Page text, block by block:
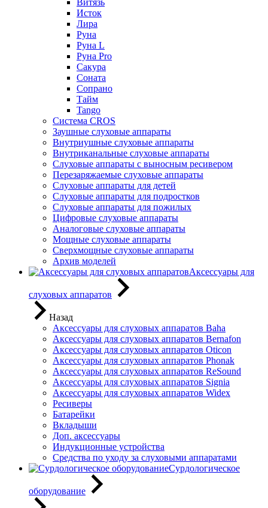
Витязь
Исток
Лира
Руна
Руна L
Руна Pro
Сакура
Соната
Сопрано
Тайм
Tango
Система CROS
Заушные слуховые аппараты
Внутриушные слуховые аппараты
Внутриканальные слуховые аппараты
Слуховые аппараты с выносным ресивером
Перезаряжаемые слуховые аппараты
Слуховые аппараты для детей
Слуховые аппараты для подростков
Слуховые аппараты для пожилых
Цифровые слуховые аппараты
Аналоговые слуховые аппараты
Мощные слуховые аппараты
Сверхмощные слуховые аппараты
Архив моделей
Аксессуары для
слуховых аппаратов
Назад
Аксессуары для слуховых аппаратов Baha
Аксессуары для слуховых аппаратов Bernafon
Аксессуары для слуховых аппаратов Oticon
Аксессуары для слуховых аппаратов Phonak
Аксессуары для слуховых аппаратов ReSound
Аксессуары для слуховых аппаратов Signia
Аксессуары для слуховых аппаратов Widex
Ресиверы
Батарейки
Вкладыши
Доп. аксессуары
Индукционные устройства
Средства по уходу за слуховыми аппаратами
Сурдологическое
оборудование